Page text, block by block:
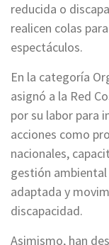
reducida o
realicen colas
espectáculos.
En la categoría
asignó a la Red
por su labor para
acciones como
nacionales,
gestión
adaptada y
discapacidad.
Asimismo, han